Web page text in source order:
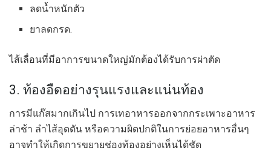
ลดน้ำหนักตัว
ยาลดกรด.
ไส้เลื่อนที่มีอาการขนาดใหญ่มักต้องได้รับการผ่าตัด
3. ท้องอืดอย่างรุนแรงและแน่นท้อง
การมีแก๊สมากเกินไป การเทอาหารออกจากกระเพาะอาหาร
ล่าช้า ลำไส้อุดตัน หรือความผิดปกติในการย่อยอาหารอื่นๆ
อาจทำให้เกิดการขยายช่องท้องอย่างเห็นได้ชัด